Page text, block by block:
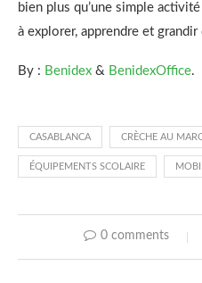
bien plus qu’une simple
à explorer, apprendre et
By : Benidex & BenidexOffice.
CASABLANCA CRÈCHE AU
ÉQUIPEMENTS SCOLAIRE
0 comments